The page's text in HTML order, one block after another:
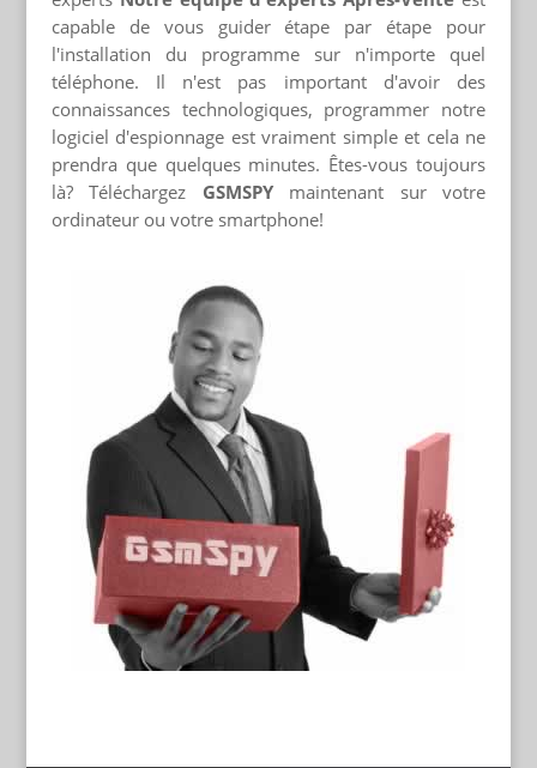
capable de vous guider étape par étape pour
l'installation du programme sur n'importe quel
téléphone. Il n'est pas important d'avoir des
connaissances technologiques, programmer notre
logiciel d'espionnage est vraiment simple et cela ne
prendra que quelques minutes. Êtes-vous toujours
là? Téléchargez GSMSPY maintenant sur votre
ordinateur ou votre smartphone!